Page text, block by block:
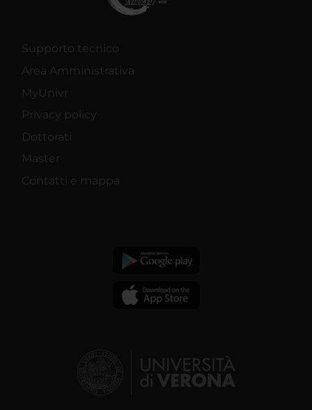
Supporto tecnico
Area Amministrativa
MyUnivr
Privacy policy
Dottorati
Master
Contatti e mappa